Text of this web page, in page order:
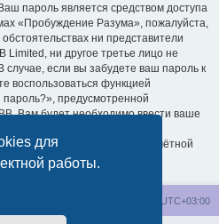
для
работы.
пароль является средством доступа
«Пробуждение Разума», пожалуйста,
ни представители
ни другое третье лицо не
если вы забудете ваш пароль к
воспользоваться функцией
предусмотренной
Вам будет необходимо ввести ваше
вам новый пароль для вашей учётной
UTC+03:00